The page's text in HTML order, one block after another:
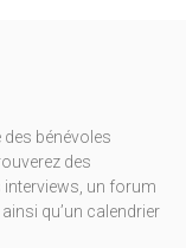
bénévoles
des
interviews, un forum
qu’un calendrier